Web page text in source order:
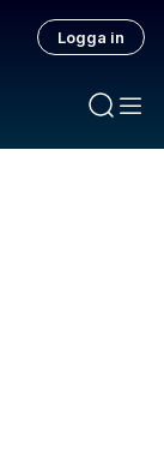
Logga in